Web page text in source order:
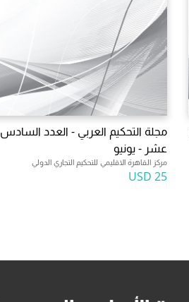
مجلة التحكيم العربي - العدد السادس
عشر - يونيو
مركز القاهرة الاقليمي للتحكيم التجاري الدولي
25 USD